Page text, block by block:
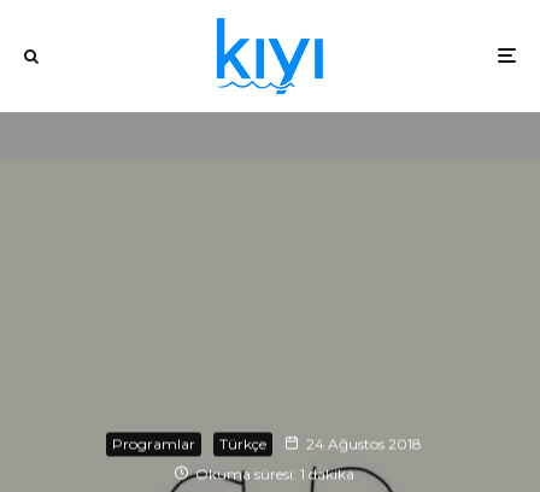
Programlar Türkçe
24 Ağustos 2018
Okuma süresi: 1 dakika